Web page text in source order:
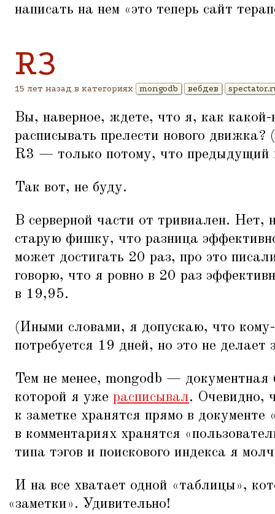
написать на нем «это теперь сайт
R3
15 лет назад в категориях mongodb вебдев
Вы, наверное, ждете, что я, как
расписывать прелести нового движка?
R3 — только потому, что предыдущий
Так вот, не буду.
В серверной части от тривиален. Нет,
старую фишку, что разница
может достигать 20 раз, про это
говорю, что я ровно в 20 раз
в 19,95.
(Иными словами, я допускаю, что
потребуется 19 дней, но это не делает
Тем не менее, mongodb — документная
которой я уже расписывал. Очевидно,
к заметке хранятся прямо в документе
в комментариях хранятся «
типа тэгов и поискового индекса я
И на все хватает одной «таблицы»,
«заметки». Удивительно!